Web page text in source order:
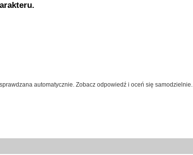
automatycznie. Zobacz odpowiedź i oceń się samodzielnie.